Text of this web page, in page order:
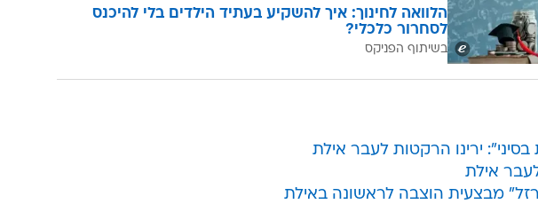
הלוואה לחינוך: איך להשקיע בעתיד הילדים בלי להיכנס
לסחרור כלכלי?
בשיתוף הפניקס
ירינו הרקטות לעבר אילת
אילת
מבצעית הוצבה לראשונה באילת